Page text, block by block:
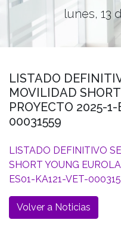
lunes, 13
LISTADO
MOVILIDAD
PROYECTO 2025-
00031559
LISTADO DEFINITIVO
SHORT YOUNG
ES01-KA121-VET-
Volver a Noticias